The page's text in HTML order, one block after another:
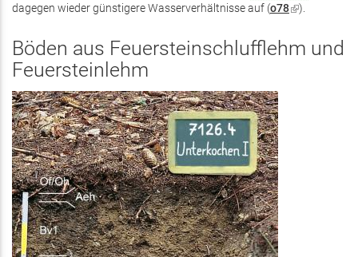
dagegen wieder günstigere Wasserverhältnisse auf (o78(Link
).
Böden aus Feuersteinschlufflehm und
Feuersteinlehm